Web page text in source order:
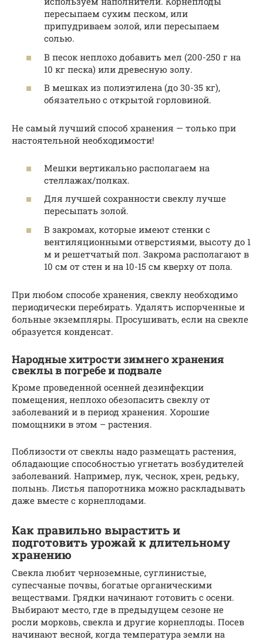
пересыпаем сухим песком, или
припудриваем золой, или пересыпаем
солью.
В песок неплохо добавить мел (200-250 г на
10 кг песка) или древесную золу.
В мешках из полиэтилена (до 30-35 кг),
обязательно с открытой горловиной.
Не самый лучший способ хранения — только при
настоятельной необходимости!
Мешки вертикально располагаем на
стеллажах/полках.
Для лучшей сохранности свеклу лучше
пересыпать золой.
В закромах, которые имеют стенки с
вентиляционными отверстиями, высоту до 1
м и решетчатый пол. Закрома располагают в
10 см от стен и на 10-15 см кверху от пола.
При любом способе хранения, свеклу необходимо
периодически перебирать. Удалять испорченные и
больные экземпляры. Просушивать, если на свекле
образуется конденсат.
Народные хитрости зимнего хранения
свеклы в погребе и подвале
Кроме проведенной осенней дезинфекции
помещения, неплохо обезопасить свеклу от
заболеваний и в период хранения. Хорошие
помощники в этом – растения.
Поблизости от свеклы надо размещать растения,
обладающие способностью угнетать возбудителей
заболеваний. Например, лук, чеснок, хрен, редьку,
полынь. Листья папоротника можно раскладывать
даже вместе с корнеплодами.
Как правильно вырастить и
подготовить урожай к длительному
хранению
Свекла любит черноземные, суглинистые,
супесчаные почвы, богатые органическими
веществами. Грядки начинают готовить с осени.
Выбирают место, где в предыдущем сезоне не
росли морковь, свекла и другие корнеплоды. Посев
начинают весной, когда температура земли на